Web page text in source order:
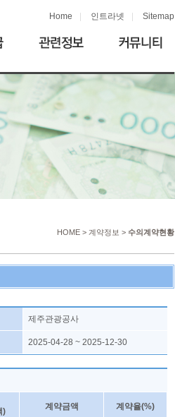
Home 인트라넷 Sitemap
HOME > 계약정보 > 수의계약현황
제주관광공사
2025-04-28 ~ 2025-12-30
)
계약금액 계약율(%)